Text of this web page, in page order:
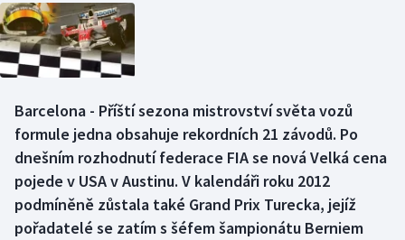
Biatlon
Boby a skeleton
Box
Curling
Dostihy
Aplikace ČT sport
AZ kvíz
Barcelona - Příští sezona mistrovství světa vozů
formule jedna obsahuje rekordních 21 závodů. Po
dnešním rozhodnutí federace FIA se nová Velká cena
pojede v USA v Austinu. V kalendáři roku 2012
podmíněně zůstala také Grand Prix Turecka, jejíž
pořadatelé se zatím s šéfem šampionátu Berniem